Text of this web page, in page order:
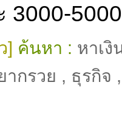
3000-
] ค้นหา : หาเงิ
ากรวย , ธุรกิจ